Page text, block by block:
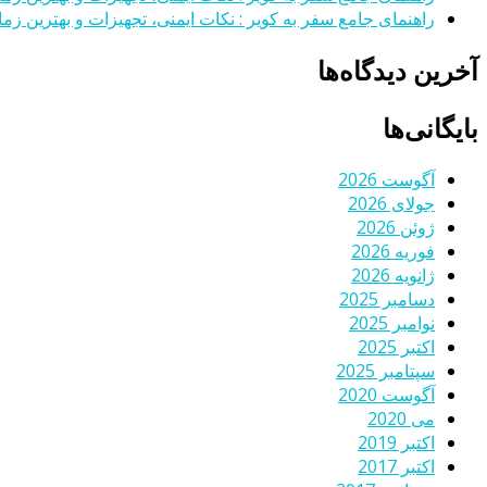
راهنمای جامع سفر به کویر : نکات ایمنی، تجهیزات و بهترین
آخرین دیدگاه‌ها
بایگانی‌ها
آگوست 2026
جولای 2026
ژوئن 2026
فوریه 2026
ژانویه 2026
دسامبر 2025
نوامبر 2025
اکتبر 2025
سپتامبر 2025
آگوست 2020
می 2020
اکتبر 2019
اکتبر 2017